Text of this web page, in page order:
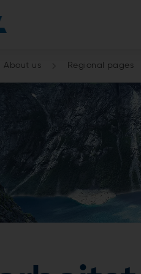
About us Regional pages